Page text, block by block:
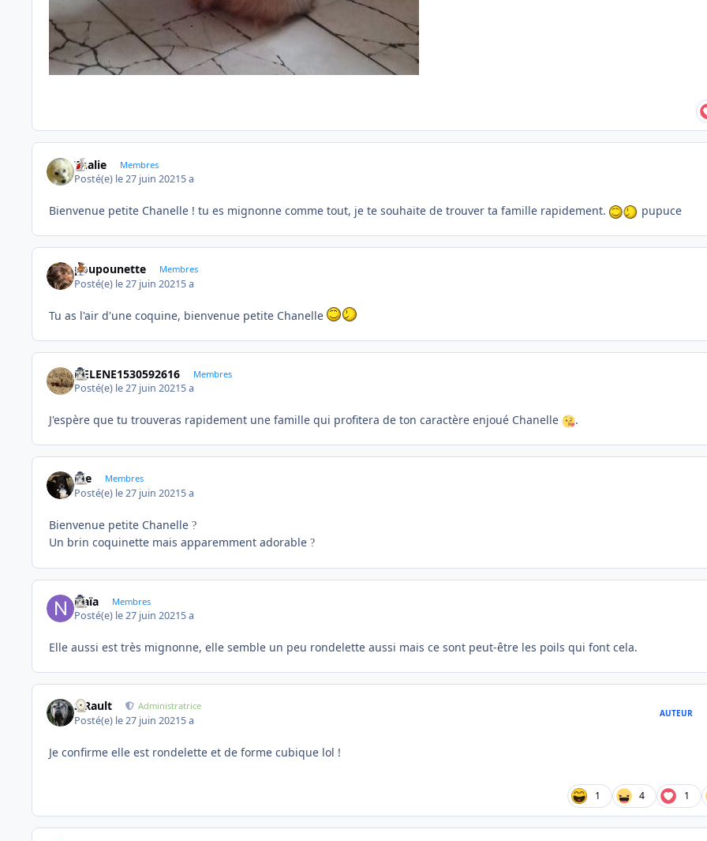
Thalie Membres
Posté(e) le 27 juin 20215 a
Bienvenue petite Chanelle ! tu es mignonne comme tout, je te souhaite de trouver ta famille rapidement. pupuce
poupounette Membres
Posté(e) le 27 juin 20215 a
Tu as l'air d'une coquine, bienvenue petite Chanelle
HELENE1530592616 Membres
Posté(e) le 27 juin 20215 a
J'espère que tu trouveras rapidement une famille qui profitera de ton caractère enjoué Chanelle .
Joe Membres
Posté(e) le 27 juin 20215 a
Bienvenue petite Chanelle ?
Un brin coquinette mais apparemment adorable ?
Naïa Membres
Posté(e) le 27 juin 20215 a
Elle aussi est très mignonne, elle semble un peu rondelette aussi mais ce sont peut-être les poils qui font cela.
S.Rault Administratrice
Posté(e) le 27 juin 20215 a
AUTEUR
Je confirme elle est rondelette et de forme cubique lol !
1 4 1